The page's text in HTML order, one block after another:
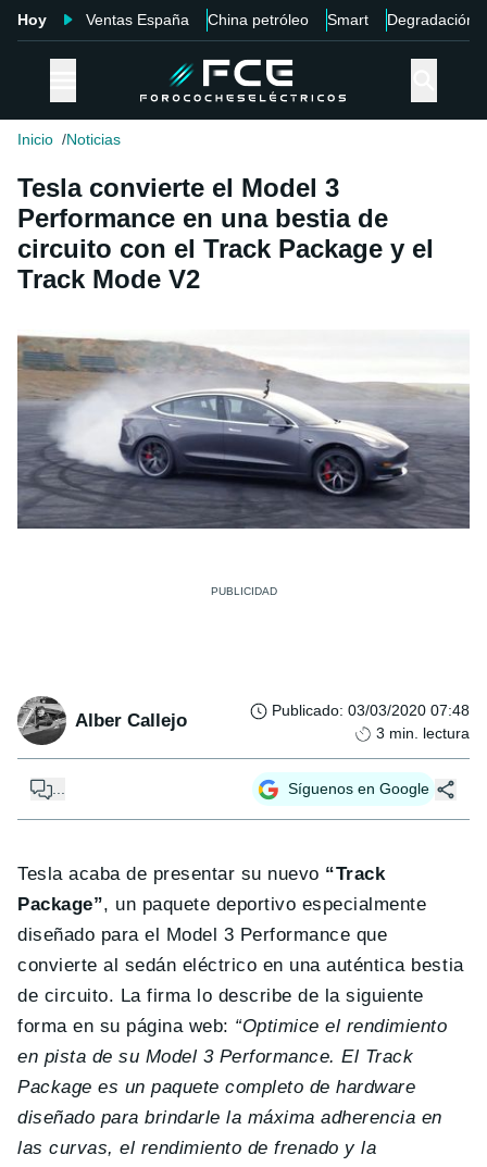
Hoy Ventas España China petróleo Smart Degradación
Inicio Noticias
Tesla convierte el Model 3
Performance en una bestia de
circuito con el Track Package y el
Track Mode V2
Alber Callejo Publicado: 03/03/2020 07:48
3 min. lectura
... Síguenos en Google
Tesla acaba de presentar su nuevo “Track
Package”, un paquete deportivo especialmente
diseñado para el Model 3 Performance que
convierte al sedán eléctrico en una auténtica bestia
de circuito. La firma lo describe de la siguiente
forma en su página web: “Optimice el rendimiento
en pista de su Model 3 Performance. El Track
Package es un paquete completo de hardware
diseñado para brindarle la máxima adherencia en
las curvas, el rendimiento de frenado y la